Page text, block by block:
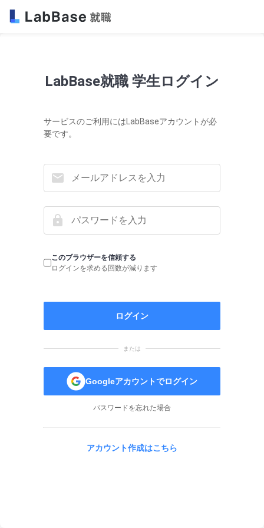
LabBase就職 学生ログイン
サービスのご利用にはLabBaseアカウントが必
要です。
このブラウザーを信頼する
ログインを求める回数が減ります
ログイン
または
Googleアカウントでログイン
パスワードを忘れた場合
アカウント作成はこちら